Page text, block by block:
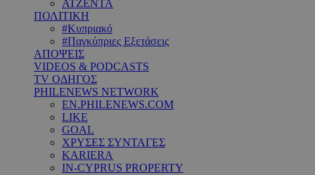
ΑΤΖΕΝΤΑ
ΠΟΛΙΤΙΚΗ
#Κυπριακό
#Παγκύπριες Εξετάσεις
ΑΠΟΨΕΙΣ
VIDEOS & PODCASTS
TV ΟΔΗΓΟΣ
PHILENEWS NETWORK
EN.PHILENEWS.COM
LIKE
GOAL
ΧΡΥΣΕΣ ΣΥΝΤΑΓΕΣ
KARIERA
IN-CYPRUS PROPERTY